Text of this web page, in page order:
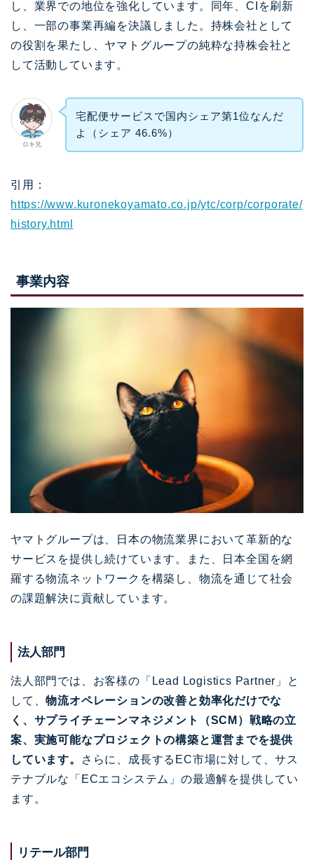
し、業界での地位を強化しています。同年、CIを刷新
し、一部の事業再編を決議しました。持株会社として
の役割を果たし、ヤマトグループの純粋な持株会社と
して活動しています。
ロキ兄
宅配便サービスで国内シェア第1位なんだ
よ（シェア 46.6%）
引用：
https://www.kuronekoyamato.co.jp/ytc/corp/corporate/
history.html
事業内容
ヤマトグループは、日本の物流業界において革新的な
サービスを提供し続けています。また、日本全国を網
羅する物流ネットワークを構築し、物流を通じて社会
の課題解決に貢献しています。
法人部門
法人部門では、お客様の「Lead Logistics Partner」と
して、物流オペレーションの改善と効率化だけでな
く、サプライチェーンマネジメント（SCM）戦略の立
案、実施可能なプロジェクトの構築と運営までを提供
しています。
さらに、成長するEC市場に対して、サス
テナブルな「ECエコシステム」の最適解を提供してい
ます。
リテール部門